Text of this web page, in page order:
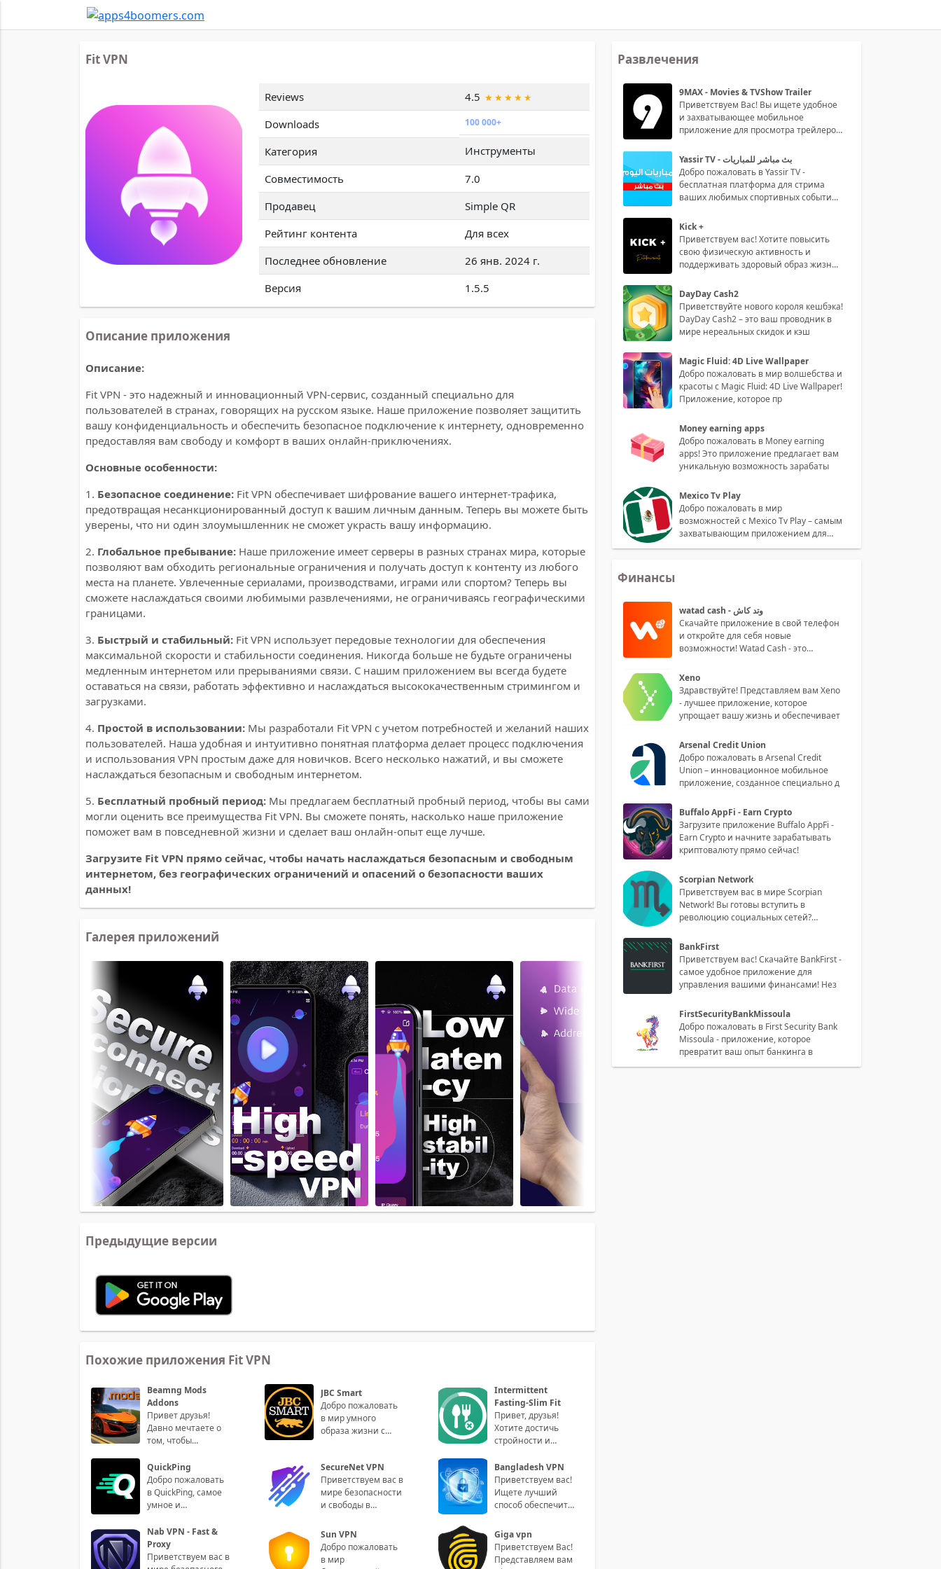
Fit VPN
Reviews
4.5
Downloads
100 000+
Категория
Инструменты
Совместимость
7.0
Продавец
Simple QR
Рейтинг контента
Для всех
Последнее обновление
26 янв. 2024 г.
Версия
1.5.5
Описание приложения
Описание:
Fit VPN - это надежный и инновационный VPN-сервис, созданный специально для
пользователей в странах, говорящих на русском языке. Наше приложение позволяет защитить
вашу конфиденциальность и обеспечить безопасное подключение к интернету, одновременно
предоставляя вам свободу и комфорт в ваших онлайн-приключениях.
Основные особенности:
1. Безопасное соединение: Fit VPN обеспечивает шифрование вашего интернет-трафика,
предотвращая несанкционированный доступ к вашим личным данным. Теперь вы можете быть
уверены, что ни один злоумышленник не сможет украсть вашу информацию.
2. Глобальное пребывание: Наше приложение имеет серверы в разных странах мира, которые
позволяют вам обходить региональные ограничения и получать доступ к контенту из любого
места на планете. Увлеченные сериалами, производствами, играми или спортом? Теперь вы
сможете наслаждаться своими любимыми развлечениями, не ограничиваясь географическими
границами.
3. Быстрый и стабильный: Fit VPN использует передовые технологии для обеспечения
максимальной скорости и стабильности соединения. Никогда больше не будьте ограничены
медленным интернетом или прерываниями связи. С нашим приложением вы всегда будете
оставаться на связи, работать эффективно и наслаждаться высококачественным стримингом и
загрузками.
4. Простой в использовании: Мы разработали Fit VPN с учетом потребностей и желаний наших
пользователей. Наша удобная и интуитивно понятная платформа делает процесс подключения
и использования VPN простым даже для новичков. Всего несколько нажатий, и вы сможете
наслаждаться безопасным и свободным интернетом.
5. Бесплатный пробный период: Мы предлагаем бесплатный пробный период, чтобы вы сами
могли оценить все преимущества Fit VPN. Вы сможете понять, насколько наше приложение
поможет вам в повседневной жизни и сделает ваш онлайн-опыт еще лучше.
Загрузите Fit VPN прямо сейчас, чтобы начать наслаждаться безопасным и свободным
интернетом, без географических ограничений и опасений о безопасности ваших
данных!
Галерея приложений
Предыдущие версии
Похожие приложения Fit VPN
Beamng Mods
Addons
Привет друзья!
Давно мечтаете о
том, чтобы
свой игровой
процесс в Beamng
Drive? Те
JBC Smart
Добро пожаловать
в мир умного
образа жизни с
Сделайте свою
жизнь
Intermittent
Fasting-Slim Fit
Привет, друзья!
Хотите достичь
стройности и
отказываясь от
излюбленной еды?
Тогда приго
QuickPing
Добро пожаловать
в QuickPing, самое
умное и
понятное
приложение для
управления
SecureNet VPN
Приветствуем вас в
мире безопасности
и свободы в
VPN - ваш
идеальный
партнер для
Bangladesh VPN
Приветствуем вас!
Ищете лучший
способ обеспечить
ваших онлайн-
соединений?
Встречайте на
Nab VPN - Fast &
Proxy
Приветствуем вас в
Sun VPN
Добро пожаловать
в мир
Giga vpn
Приветствуем Вас!
Представляем вам
Развлечения
9MAX - Movies & TVShow Trailer
Приветствуем Вас! Вы ищете удобное
и захватывающее мобильное
приложение для просмотра трейлеров
Yassir TV - بث مباشر للمباريات
Добро пожаловать в Yassir TV -
бесплатная платформа для стрима
ваших любимых спортивных событий
Kick +
Приветствуем вас! Хотите повысить
свою физическую активность и
поддерживать здоровый образ жизни?
DayDay Cash2
Приветствуйте нового короля кешбэка!
DayDay Cash2 – это ваш проводник в
мире нереальных скидок и кэш
Magic Fluid: 4D Live Wallpaper
Добро пожаловать в мир волшебства и
красоты с Magic Fluid: 4D Live Wallpaper!
Приложение, которое пр
Money earning apps
Добро пожаловать в Money earning
apps! Это приложение предлагает вам
уникальную возможность зарабаты
Mexico Tv Play
Добро пожаловать в мир
возможностей с Mexico Tv Play – самым
захватывающим приложением для
просмотра
Финансы
watad cash - وتد كاش
Скачайте приложение в свой телефон
и откройте для себя новые
возможности! Watad Cash - это
Xeno
Здравствуйте! Представляем вам Xeno
- лучшее приложение, которое
упрощает вашу жизнь и обеспечивает
Arsenal Credit Union
Добро пожаловать в Arsenal Credit
Union – инновационное мобильное
приложение, созданное специально д
Buffalo AppFi - Earn Crypto
Загрузите приложение Buffalo AppFi -
Earn Crypto и начните зарабатывать
криптовалюту прямо сейчас!
Scorpian Network
Приветствуем вас в мире Scorpian
Network! Вы готовы вступить в
революцию социальных сетей?
BankFirst
Приветствуем вас! Скачайте BankFirst -
самое удобное приложение для
управления вашими финансами! Нез
FirstSecurityBankMissoula
Добро пожаловать в First Security Bank
Missoula - приложение, которое
превратит ваш опыт банкинга в